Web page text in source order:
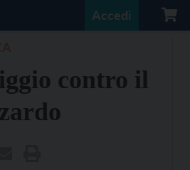
Accedi
contro il